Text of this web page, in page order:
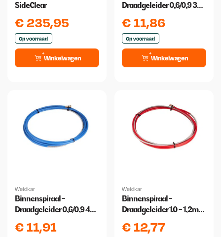
SideClear
€235,95
Op voorraad
Winkelwagen
Draadgeleider 0,6/0,9 3
€11,86
Op voorraad
Winkelwagen
Weldkar
Binnenspiraal -
Draadgeleider 0,6/0,9 4
€11,91
Weldkar
Binnenspiraal -
Draadgeleider 1.0 - 1,2mm
€12,77